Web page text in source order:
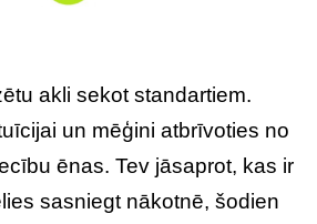
akli sekot standartiem.
un mēģini atbrīvoties no
ēnas. Tev jāsaprot, kas ir
sasniegt nākotnē, šodien